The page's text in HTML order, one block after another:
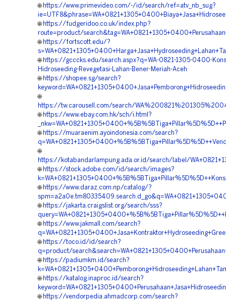
🌐 https://www.primevideo.com/-/id/search/ref=atv_nb_sug?
🌐 https://fudgeridoo.co.uk/index.php?
route=product/
🌐 https://fortscott.edu/?
🌐 https://gcccks.edu/search.aspx?q=WA-0821-1305-0400-
Hidroseeding-Revegetasi-Lahan-Bener-Meriah-Aceh
🌐 https://shopee.sg/search?
🌐
https://tw.carousell.com/search/
🌐 https://www.ebay.com.hk/sch/i.html?
🌐 https://muaraenim.ayoindonesia.com/search?
🌐
https://kotabandarlampung.ada.or.id/search/label/
🌐 https://stock.adobe.com/id/search/images?
🌐 https://www.daraz.com.np/catalog/?
🌐 https://jakarta.craigslist.org/search/sss?
🌐 https://www.jakmall.com/search?
🌐 https://toco.id/id/search?
q=product/
🌐 https://padiumkm.id/search?
🌐 https://katalog.inaproc.id/search?
🌐 https://vendorpedia.ahmadcorp.com/search?